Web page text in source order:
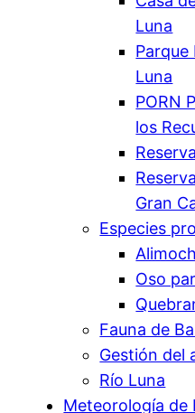
Luna
Parque
Luna
PORN
los
Gran
Especies
Oso
Fauna de
Gestión del
Río Luna
Meteorología de